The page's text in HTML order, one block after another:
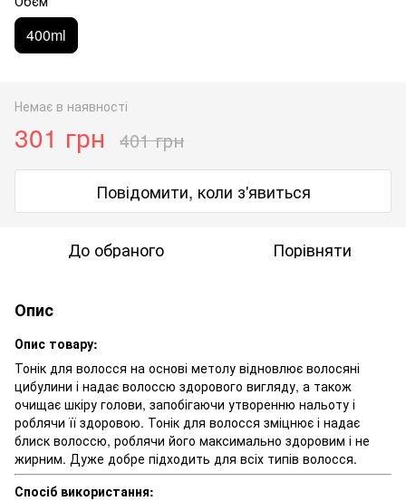
400ml
Немає в наявності
301 грн 401 грн
Повідомити, коли з'явиться
До обраного Порівняти
Опис
Опис товару:
Тонік для волосся на основі метолу відновлює волосяні
цибулини і надає волоссю здорового вигляду, а також
очищає шкіру голови, запобігаючи утворенню нальоту і
роблячи її здоровою. Тонік для волосся зміцнює і надає
блиск волоссю, роблячи його максимально здоровим і не
жирним. Дуже добре підходить для всіх типів волосся.
Спосіб використання: